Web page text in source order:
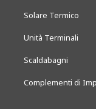
Solare Termico
Unità Terminali
Scaldabagni
Complementi di